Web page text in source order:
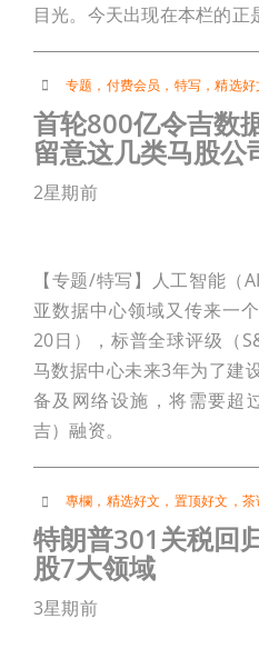
目光。今天出现在本栏的正
专题 ， 付费会员 ， 特写 ，精选好
首轮800亿令吉数
留意这几类马股公
2星期前
【专题/特写】人工智能（
亚数据中心领域又传来一
20日），标普全球评级（
马数据中心未来3年为了建
备及网络设施，将需要超
吉）融资。
專欄 ， 精选好文 ， 置顶好文 ， 茶
特朗普301关税回
股7大领域
3星期前